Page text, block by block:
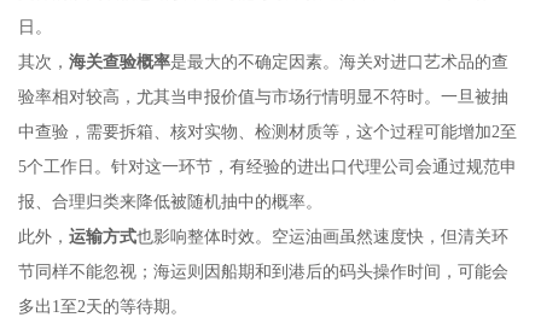
日。
其次， 海关查验概率是最大的不确定因素。海关对进口艺术品的查
验率相对较高，尤其当申报价值与市场行情明显不符时。一旦被抽
中查验，需要拆箱、核对实物、检测材质等，这个过程可能增加2至
5个工作日。针对这一环节，有经验的进出口代理公司会通过规范申
报、合理归类来降低被随机抽中的概率。
此外， 运输方式也影响整体时效。空运油画虽然速度快，但清关环
节同样不能忽视；海运则因船期和到港后的码头操作时间，可能会
多出1至2天的等待期。